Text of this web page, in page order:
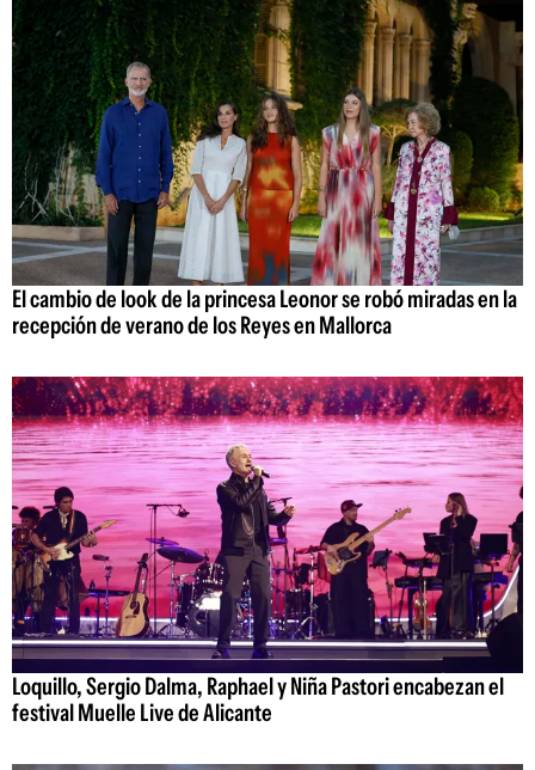
El cambio de look de la princesa Leonor se robó miradas en la
recepción de verano de los Reyes en Mallorca
Loquillo, Sergio Dalma, Raphael y Niña Pastori encabezan el
festival Muelle Live de Alicante